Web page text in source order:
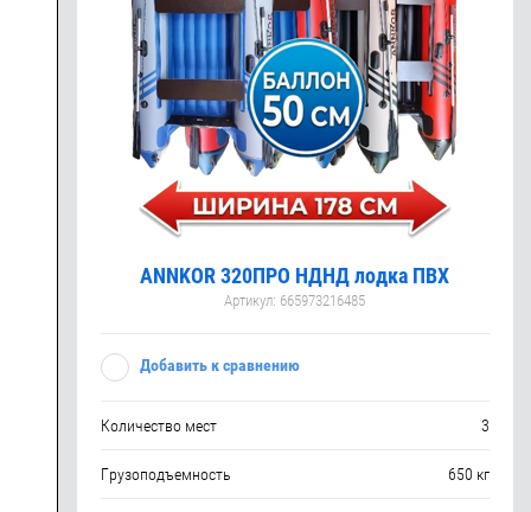
ANNKOR 320ПРО НДНД лодка ПВХ
Артикул: 665973216485
Добавить к сравнению
Количество мест 3
Грузоподъемность 650 кг